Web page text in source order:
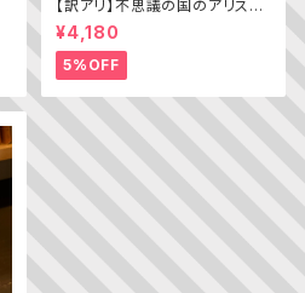
【訳アリ】不思議の国のアリス（A
lice’s Adventures in WOND
ERLAND）
¥4,180
5%OFF